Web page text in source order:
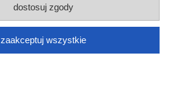
dostosuj zgody
zaakceptuj wszystkie